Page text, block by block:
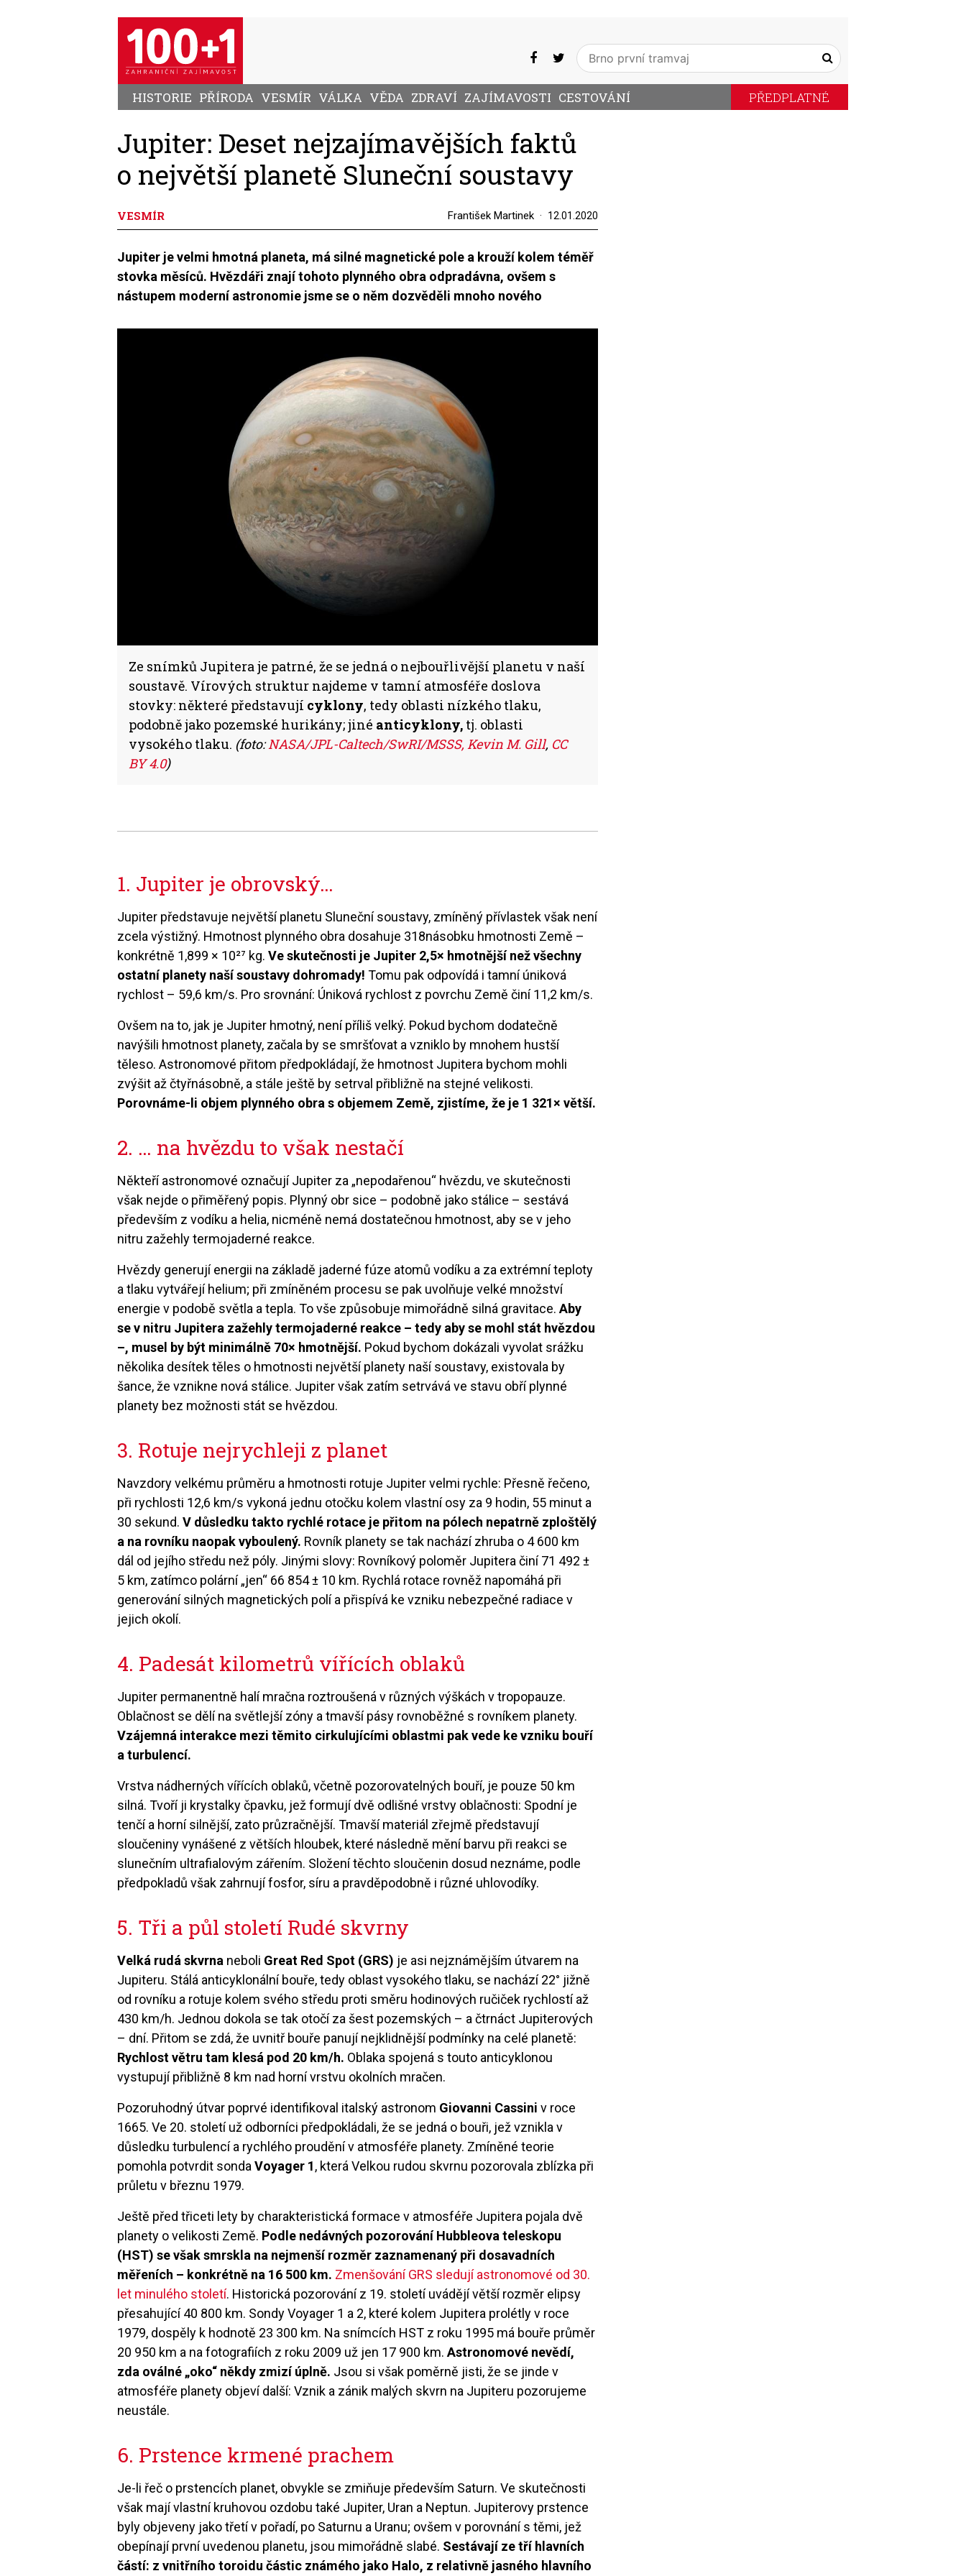
HISTORIE PŘÍRODA VESMÍR VÁLKA VĚDA ZDRAVÍ ZAJÍMAVOSTI CESTOVÁNÍ PŘEDPLATNÉ
Jupiter: Deset nejzajímavějších faktů
o největší planetě Sluneční soustavy
VESMÍR František Martinek 12.01.2020
Jupiter je velmi hmotná planeta, má silné magnetické pole a krouží kolem téměř
stovka měsíců. Hvězdáři znají tohoto plynného obra odpradávna, ovšem s
nástupem moderní astronomie jsme se o něm dozvěděli mnoho nového
Ze snímků Jupitera je patrné, že se jedná o nejbouřlivější planetu v naší
soustavě. Vírových struktur najdeme v tamní atmosféře doslova
stovky: některé představují cyklony, tedy oblasti nízkého tlaku,
podobně jako pozemské hurikány; jiné anticyklony, tj. oblasti
vysokého tlaku. (foto:NASA/JPL-Caltech/SwRI/MSSS, Kevin M. Gill, CC
BY 4.0)
1. Jupiter je obrovský…
Jupiter představuje největší planetu Sluneční soustavy, zmíněný přívlastek však není
zcela výstižný. Hmotnost plynného obra dosahuje 318násobku hmotnosti Země –
konkrétně 1,899 × 10²⁷ kg.Ve skutečnosti je Jupiter 2,5× hmotnější než všechny
ostatní planety naší soustavy dohromady! Tomu pak odpovídá i tamní úniková
rychlost – 59,6 km/s. Pro srovnání: Úniková rychlost z povrchu Země činí 11,2 km/s.
Ovšem na to, jak je Jupiter hmotný, není příliš velký. Pokud bychom dodatečně
navýšili hmotnost planety, začala by se smršťovat a vzniklo by mnohem hustší
těleso. Astronomové přitom předpokládají, že hmotnost Jupitera bychom mohli
zvýšit až čtyřnásobně, a stále ještě by setrval přibližně na stejné velikosti.
Porovnáme-li objem plynného obra s objemem Země, zjistíme, že je 1 321× větší.
2. … na hvězdu to však nestačí
Někteří astronomové označují Jupiter za „nepodařenou“ hvězdu, ve skutečnosti
však nejde o přiměřený popis. Plynný obr sice – podobně jako stálice – sestává
především z vodíku a helia, nicméně nemá dostatečnou hmotnost, aby se v jeho
nitru zažehly termojaderné reakce.
Hvězdy generují energii na základě jaderné fúze atomů vodíku a za extrémní teploty
a tlaku vytvářejí helium; při zmíněném procesu se pak uvolňuje velké množství
energie v podobě světla a tepla. To vše způsobuje mimořádně silná gravitace.Aby
se v nitru Jupitera zažehly termojaderné reakce – tedy aby se mohl stát hvězdou
–, musel by být minimálně 70× hmotnější. Pokud bychom dokázali vyvolat srážku
několika desítek těles o hmotnosti největší planety naší soustavy, existovala by
šance, že vznikne nová stálice. Jupiter však zatím setrvává ve stavu obří plynné
planety bez možnosti stát se hvězdou.
3. Rotuje nejrychleji z planet
Navzdory velkému průměru a hmotnosti rotuje Jupiter velmi rychle: Přesně řečeno,
při rychlosti 12,6 km/s vykoná jednu otočku kolem vlastní osy za 9 hodin, 55 minut a
30 sekund.V důsledku takto rychlé rotace je přitom na pólech nepatrně zploštělý
a na rovníku naopak vyboulený. Rovník planety se tak nachází zhruba o 4 600 km
dál od jejího středu než póly. Jinými slovy: Rovníkový poloměr Jupitera činí 71 492 ±
5 km, zatímco polární „jen“ 66 854 ± 10 km. Rychlá rotace rovněž napomáhá při
generování silných magnetických polí a přispívá ke vzniku nebezpečné radiace v
jejich okolí.
4. Padesát kilometrů vířících oblaků
Jupiter permanentně halí mračna roztroušená v různých výškách v tropopauze.
Oblačnost se dělí na světlejší zóny a tmavší pásy rovnoběžné s rovníkem planety.
Vzájemná interakce mezi těmito cirkulujícími oblastmi pak vede ke vzniku bouří
a turbulencí.
Vrstva nádherných vířících oblaků, včetně pozorovatelných bouří, je pouze 50 km
silná. Tvoří ji krystalky čpavku, jež formují dvě odlišné vrstvy oblačnosti: Spodní je
tenčí a horní silnější, zato průzračnější. Tmavší materiál zřejmě představují
sloučeniny vynášené z větších hloubek, které následně mění barvu při reakci se
slunečním ultrafialovým zářením. Složení těchto sloučenin dosud neznáme, podle
předpokladů však zahrnují fosfor, síru a pravděpodobně i různé uhlovodíky.
5. Tři a půl století Rudé skvrny
Velká rudá skvrna neboli Great Red Spot (GRS) je asi nejznámějším útvarem na
Jupiteru. Stálá anticyklonální bouře, tedy oblast vysokého tlaku, se nachází 22° jižně
od rovníku a rotuje kolem svého středu proti směru hodinových ručiček rychlostí až
430 km/h. Jednou dokola se tak otočí za šest pozemských – a čtrnáct Jupiterových
– dní. Přitom se zdá, že uvnitř bouře panují nejklidnější podmínky na celé planetě:
Rychlost větru tam klesá pod 20 km/h. Oblaka spojená s touto anticyklonou
vystupují přibližně 8 km nad horní vrstvu okolních mračen.
Pozoruhodný útvar poprvé identifikoval italský astronom Giovanni Cassini v roce
1665. Ve 20. století už odborníci předpokládali, že se jedná o bouři, jež vznikla v
důsledku turbulencí a rychlého proudění v atmosféře planety. Zmíněné teorie
pomohla potvrdit sondaVoyager 1, která Velkou rudou skvrnu pozorovala zblízka při
průletu v březnu 1979.
Ještě před třiceti lety by charakteristická formace v atmosféře Jupitera pojala dvě
planety o velikosti Země. Podle nedávných pozorování Hubbleova teleskopu
(HST) se však smrskla na nejmenší rozměr zaznamenaný při dosavadních
měřeních – konkrétně na 16 500 km. Zmenšování GRS sledují astronomové od 30.
let minulého století. Historická pozorování z 19. století uvádějí větší rozměr elipsy
přesahující 40 800 km. Sondy Voyager 1 a 2, které kolem Jupitera prolétly v roce
1979, dospěly k hodnotě 23 300 km. Na snímcích HST z roku 1995 má bouře průměr
20 950 km a na fotografiích z roku 2009 už jen 17 900 km.Astronomové nevědí,
zda oválné „oko“ někdy zmizí úplně. Jsou si však poměrně jisti, že se jinde v
atmosféře planety objeví další: Vznik a zánik malých skvrn na Jupiteru pozorujeme
neustále.
6. Prstence krmené prachem
Je-li řeč o prstencích planet, obvykle se zmiňuje především Saturn. Ve skutečnosti
však mají vlastní kruhovou ozdobu také Jupiter, Uran a Neptun. Jupiterovy prstence
byly objeveny jako třetí v pořadí, po Saturnu a Uranu; ovšem v porovnání s těmi, jež
obepínají první uvedenou planetu, jsou mimořádně slabé. Sestávají ze tří hlavních
částí: z vnitřního toroidu částic známého jako Halo, z relativně jasného hlavního